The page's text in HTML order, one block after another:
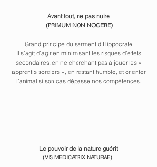
Avant tout, ne pas nuire
(PRIMUM NON NOCERE)
Grand principe du serment d’Hippocrate
Il s’agit d’agir en minimisant les risques d’effets
secondaires, en ne cherchant pas à jouer les «
apprentis sorciers », en restant humble, et orienter
l’animal si son cas dépasse nos compétences.
Le pouvoir de la nature guérit
(VIS MEDICATRIX NATURAE)